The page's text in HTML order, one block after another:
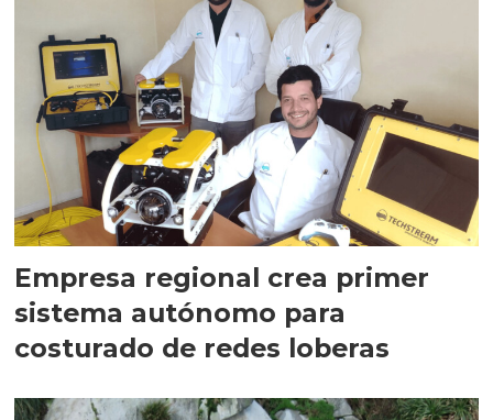
Empresa regional crea primer
sistema autónomo para
costurado de redes loberas